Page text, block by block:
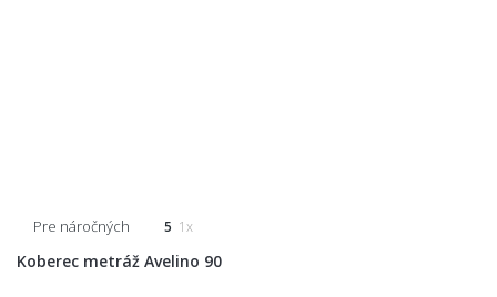
Pre náročných 5 1x
Koberec metráž Avelino 90